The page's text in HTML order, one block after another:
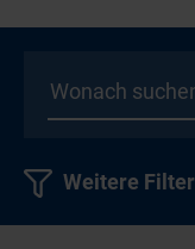
Weitere Filter